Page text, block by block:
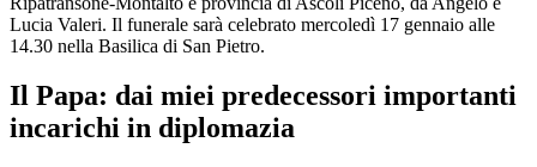
Lucia Valeri. Il funerale sarà celebrato mercoledì 17 gennaio alle
14.30 nella Basilica di San Pietro.
Il Papa: dai miei predecessori importanti
incarichi in diplomazia